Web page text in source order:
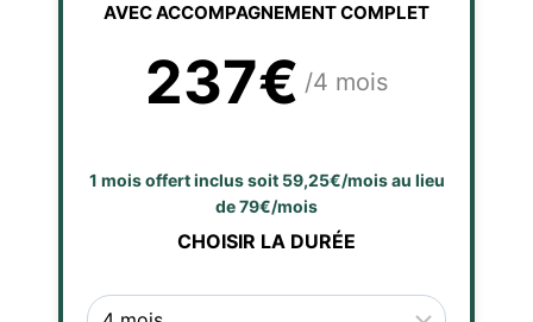
AVEC ACCOMPAGNEMENT COMPLET
237€ /4 mois
1 mois offert inclus soit 59,25€/mois au lieu
de 79€/mois
CHOISIR LA DURÉE